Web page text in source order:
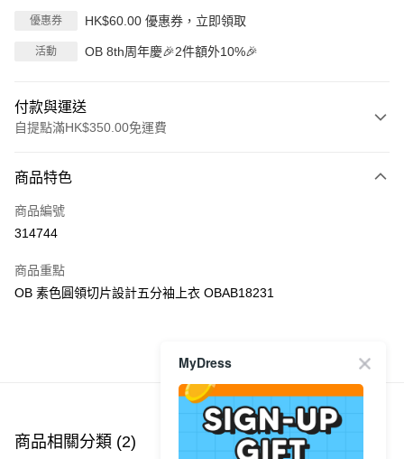
優惠券 HK$60.00 優惠券，立即領取
活動 OB 8th周年慶🎉2件額外10%🎉
付款與運送
自提點滿HK$350.00免運費
信用卡
Apple Pay
PayMe
每筆HK$40.00，滿HK$350.00或以上免運費
付款後順豐站及營業點
商品特色
商品編號
314744
商品重點
OB 素色圓領切片設計五分袖上衣 OBAB18231
商品推薦
商品相關分類 (2)
MyDress